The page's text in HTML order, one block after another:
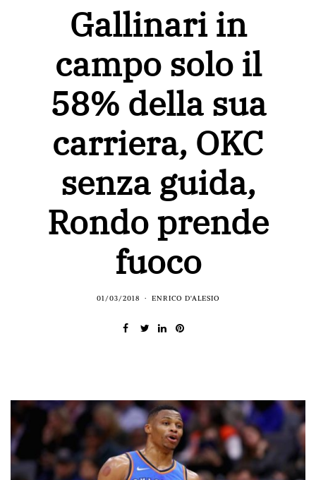
Gallinari in
campo solo il
58% della sua
carriera, OKC
senza guida,
Rondo prende
fuoco
01/03/2018 ENRICO D'ALESIO